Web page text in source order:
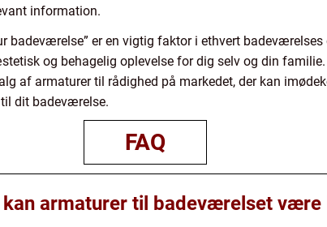
information.
badeværelse” er en vigtig faktor i ethvert
og behagelig oplevelse for dig selv og din
af armaturer til rådighed på markedet, der kan
dit badeværelse.
FAQ
armaturer til badeværelset være